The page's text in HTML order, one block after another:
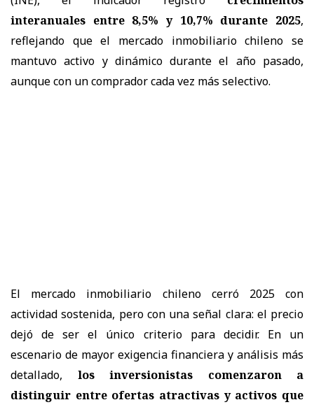
interanuales entre 8,5% y 10,7% durante 2025,
reflejando que el mercado inmobiliario chileno se
mantuvo activo y dinámico durante el año pasado,
aunque con un comprador cada vez más selectivo.
El mercado inmobiliario chileno cerró 2025 con
actividad sostenida, pero con una señal clara: el precio
dejó de ser el único criterio para decidir. En un
escenario de mayor exigencia financiera y análisis más
detallado, los inversionistas comenzaron a
distinguir entre ofertas atractivas y activos que